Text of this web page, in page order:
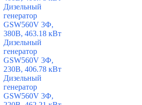
Дизельный
генератор
GSW560V 3Ф,
380В, 463.18 кВт
Дизельный
генератор
GSW560V 3Ф,
230В, 406.78 кВт
Дизельный
генератор
GSW560V 3Ф,